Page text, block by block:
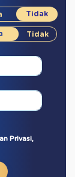
Privasi,